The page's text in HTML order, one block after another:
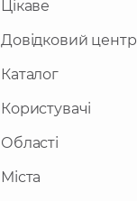
Цікаве
Довідковий центр
Каталог
Користувачі
Області
Міста